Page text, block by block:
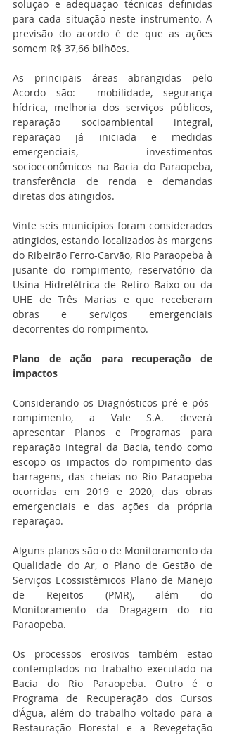
solução e adequação técnicas definidas
para cada situação neste instrumento. A
previsão do acordo é de que as ações
somem R$ 37,66 bilhões.
As principais áreas abrangidas pelo
Acordo são:  mobilidade, segurança
hídrica, melhoria dos serviços públicos,
reparação socioambiental integral,
reparação já iniciada e medidas
emergenciais, investimentos
socioeconômicos na Bacia do Paraopeba,
transferência de renda e demandas
diretas dos atingidos.
Vinte seis municípios foram considerados
atingidos, estando localizados às margens
do Ribeirão Ferro-Carvão, Rio Paraopeba à
jusante do rompimento, reservatório da
Usina Hidrelétrica de Retiro Baixo ou da
UHE de Três Marias e que receberam
obras e serviços emergenciais
decorrentes do rompimento.
Plano de ação para recuperação de
impactos
Considerando os Diagnósticos pré e pós-
rompimento, a Vale S.A. deverá
apresentar Planos e Programas para
reparação integral da Bacia, tendo como
escopo os impactos do rompimento das
barragens, das cheias no Rio Paraopeba
ocorridas em 2019 e 2020, das obras
emergenciais e das ações da própria
reparação.
Alguns planos são o de Monitoramento da
Qualidade do Ar, o Plano de Gestão de
Serviços Ecossistêmicos Plano de Manejo
de Rejeitos (PMR), além do
Monitoramento da Dragagem do rio
Paraopeba.
Os processos erosivos também estão
contemplados no trabalho executado na
Bacia do Rio Paraopeba. Outro é o
Programa de Recuperação dos Cursos
d’Água, além do trabalho voltado para a
Restauração Florestal e a Revegetação